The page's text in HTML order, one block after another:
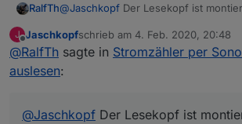
RalfTh@Jaschkopf Der Lesekopf ist
mit dem Volkszähler verbunden:
Gnd, +3,3V und Rxd des Volkszählers
des D1 Mini angeschlossen.
J
Offline
Jaschkopfschrieb am 4. Feb. 2020, 20:48
zuletzt editiert von
@RalfTh sagte in Stromzähler per
auslesen:
@Jaschkopf Der Lesekopf ist